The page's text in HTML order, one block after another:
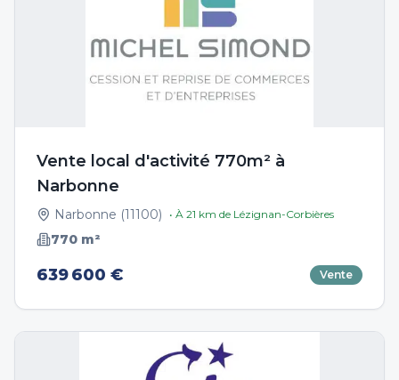
Vente local d'activité 770m² à
Narbonne
Narbonne (11100) • À 21 km de Lézignan-Corbières
770 m²
639 600 € Vente